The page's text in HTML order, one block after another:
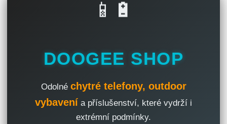
📱🔋
DOOGEE SHOP
Odolné chytré telefony, outdoor
vybavení a příslušenství, které vydrží i
extrémní podmínky.